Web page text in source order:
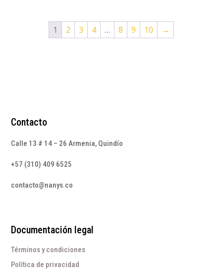
1 2 3 4 … 8 9 10 →
Contacto
Calle 13 # 14 – 26 Armenia, Quindío
+57 (310) 409 6525
contacto@nanys.co
Documentación legal
Términos y condiciones
Política de privacidad